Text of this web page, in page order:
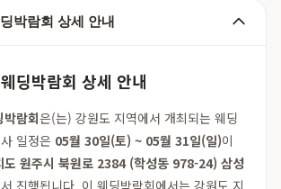
박람회 상세 안내
딩박람회 상세 안내
람회은(는) 강원도 지역에서 개최되는 웨딩
일정은 05월 30일(토) ~ 05월 31일(일)이
도 원주시 북원로 2384 (학성동 978-24) 삼성
진행됩니다. 이 웨딩박람회에서는 강원도 지